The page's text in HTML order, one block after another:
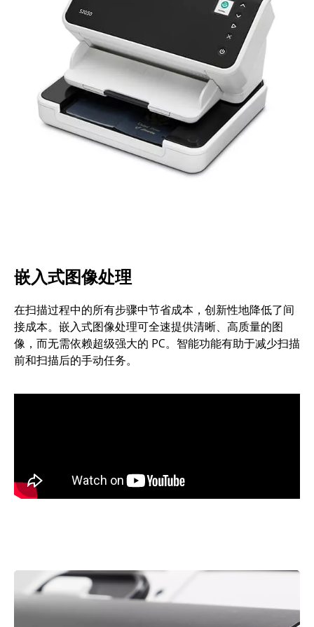
嵌入式图像处理
在扫描过程中的所有步骤中节省成本，创新性地降低了间
接成本。嵌入式图像处理可全速提供清晰、高质量的图
像，而无需依赖超级强大的 PC。智能功能有助于减少扫描
前和扫描后的手动任务。